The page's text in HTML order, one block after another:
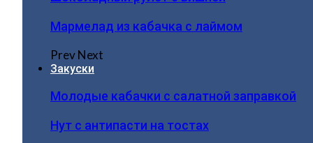
Мармелад из кабачка с лаймом
PrevNext
Закуски
Молодые кабачки с салатной заправкой
Нут с антипасти на тостах